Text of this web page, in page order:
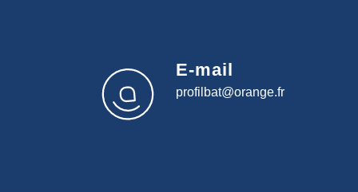
E-mail
profilbat@orange.fr